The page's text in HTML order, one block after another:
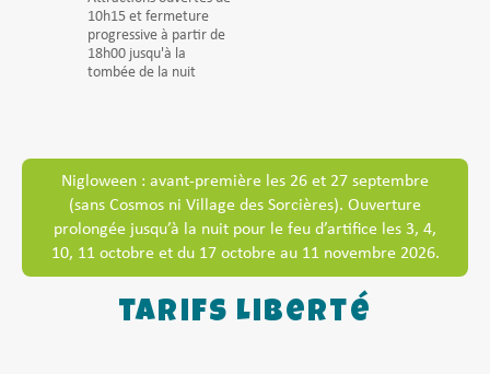
10h15 et fermeture
progressive à partir de
18h00 jusqu'à la
tombée de la nuit
Nigloween : avant-première les 26 et 27 septembre
(sans Cosmos ni Village des Sorcières). Ouverture
prolongée jusqu’à la nuit pour le feu d’artifice les 3, 4,
10, 11 octobre et du 17 octobre au 11 novembre 2026.
tarifs Liberté